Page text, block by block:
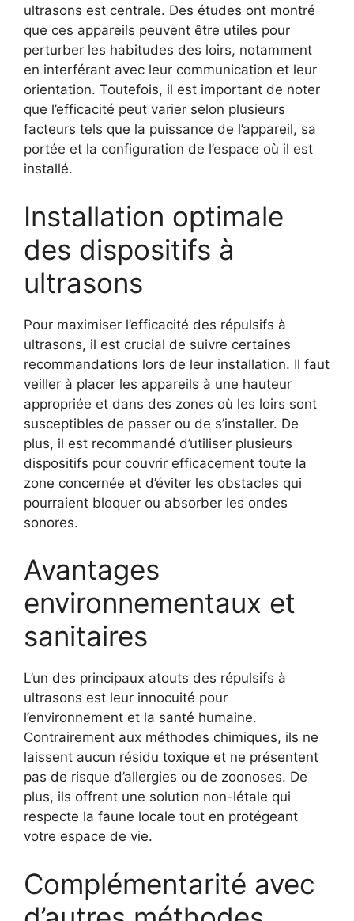
ultrasons est centrale. Des études ont montré
que ces appareils peuvent être utiles pour
perturber les habitudes des loirs, notamment
en interférant avec leur communication et leur
orientation. Toutefois, il est important de noter
que l’efficacité peut varier selon plusieurs
facteurs tels que la puissance de l’appareil, sa
portée et la configuration de l’espace où il est
installé.
Installation optimale
des dispositifs à
ultrasons
Pour maximiser l’efficacité des répulsifs à
ultrasons, il est crucial de suivre certaines
recommandations lors de leur installation. Il faut
veiller à placer les appareils à une hauteur
appropriée et dans des zones où les loirs sont
susceptibles de passer ou de s’installer. De
plus, il est recommandé d’utiliser plusieurs
dispositifs pour couvrir efficacement toute la
zone concernée et d’éviter les obstacles qui
pourraient bloquer ou absorber les ondes
sonores.
Avantages
environnementaux et
sanitaires
L’un des principaux atouts des répulsifs à
ultrasons est leur innocuité pour
l’environnement et la santé humaine.
Contrairement aux méthodes chimiques, ils ne
laissent aucun résidu toxique et ne présentent
pas de risque d’allergies ou de zoonoses. De
plus, ils offrent une solution non-létale qui
respecte la faune locale tout en protégeant
votre espace de vie.
Complémentarité avec